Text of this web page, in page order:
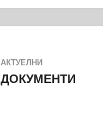
АКТУЕЛНИ
ДОКУМЕНТИ